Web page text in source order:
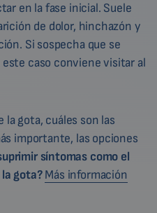
en la fase inicial. Suele
de dolor, hinchazón y
Si sospecha que se
caso conviene visitar al
gota, cuáles son las
importante, las opciones
síntomas como el
gota? Más información